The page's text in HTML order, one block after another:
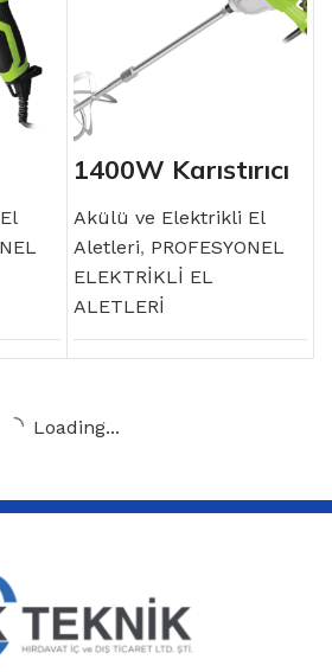
1400W Karıştırıcı
Akülü ve Elektrikli El
Aletleri, PROFESYONEL
ELEKTRİKLİ EL
ALETLERİ
more products